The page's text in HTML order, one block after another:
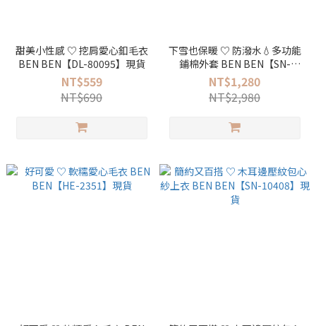
甜美小性感 ♡ 挖肩愛心釦毛衣
BEN BEN【DL-80095】現貨
NT$559
NT$690
下雪也保暖 ♡ 防潑水💧多功能
鋪棉外套 BEN BEN【SN-
12218】現貨
NT$1,280
NT$2,980